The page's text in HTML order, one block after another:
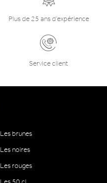
Plus de 25 ans d’expérience
Service client
Les brunes
Les noires
Les rouges